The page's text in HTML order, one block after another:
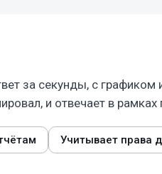
за секунды, с графиком
и отвечает в рамках
Учитывает права